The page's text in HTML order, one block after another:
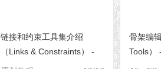
链接和约束工具集介绍
（Links & Constraints） -
Duik Bassel 2 角色插件参数
骨架编
Tools）
色插件